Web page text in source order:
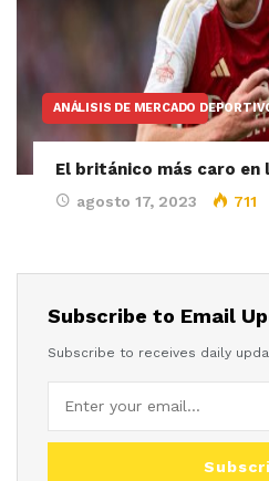
ANÁLISIS DE MERCADO
El británico más caro en
agosto 17, 2023 711
Subscribe to Email
Subscribe to receives daily